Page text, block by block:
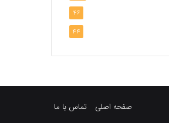
46
44
صفحه اصلی تماس با ما